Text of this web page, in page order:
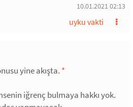
10.01.2021 02:13
uyku vakti
yine akışta. *
iğrenç bulmaya hakkı yok.